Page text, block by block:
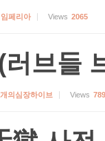
임페리아 Views 2065
브들
의심장하이브 Views 789